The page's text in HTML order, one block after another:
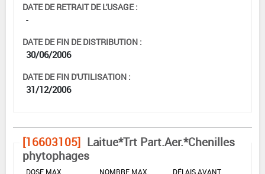
DATE DE RETRAIT DE L'USAGE :
-
DATE DE FIN DE DISTRIBUTION :
30/06/2006
DATE DE FIN D'UTILISATION :
31/12/2006
[16603105] Laitue*Trt Part.Aer.*Chenilles
phytophages
DOSE MAX
NOMBRE MAX
DÉLAIS AVANT